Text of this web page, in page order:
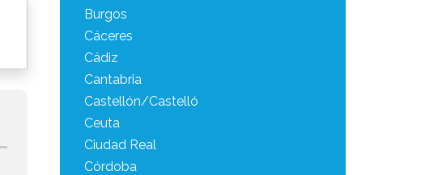
Burgos
Cáceres
Cádiz
Cantabria
Castellón/Castelló
Ceuta
Ciudad Real
Córdoba